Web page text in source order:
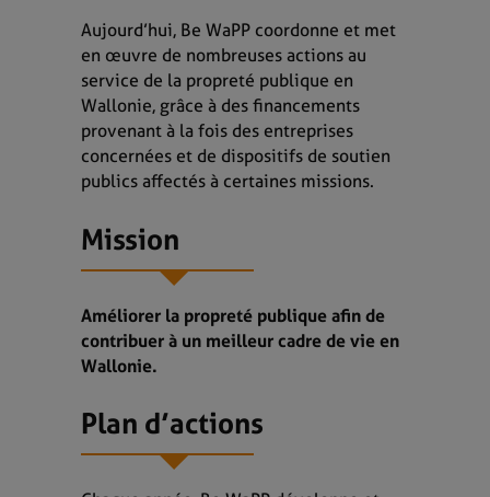
Aujourd’hui, Be WaPP coordonne et met
en œuvre de nombreuses actions au
service de la propreté publique en
Wallonie, grâce à des financements
provenant à la fois des entreprises
concernées et de dispositifs de soutien
publics affectés à certaines missions.
Mission
Améliorer la propreté publique afin de
contribuer à un meilleur cadre de vie en
Wallonie.
Plan d’actions